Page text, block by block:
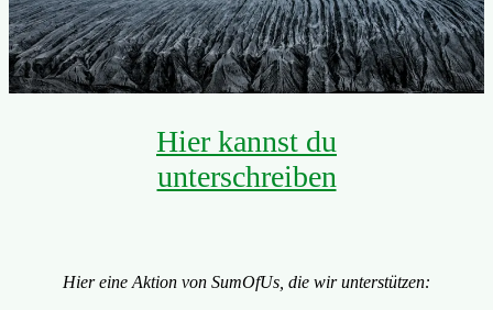
Hier kannst du
unterschreiben
Hier eine Aktion von SumOfUs, die wir unterstützen: